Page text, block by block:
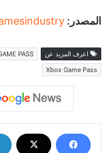
المصدر:
اعرف المزيد عن PASS
Xbox Game Pass